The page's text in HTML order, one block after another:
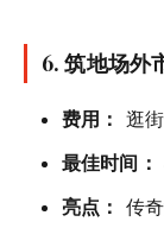
6. 筑地场外
费用： 逛
最佳时间：
亮点： 传